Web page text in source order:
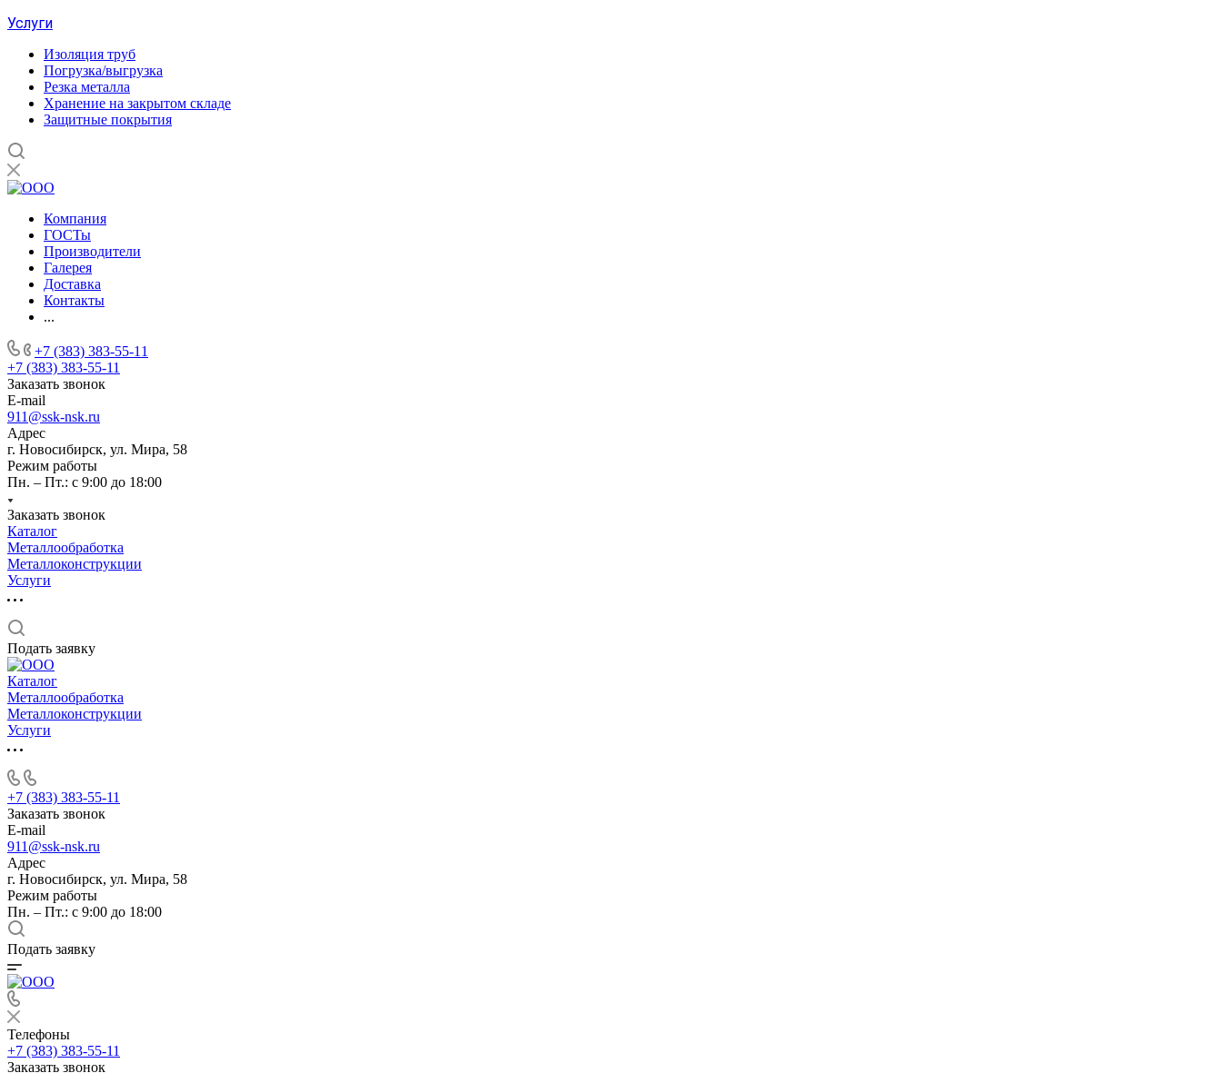
Услуги
Изоляция труб
Погрузка/выгрузка
Резка металла
Хранение на закрытом складе
Защитные покрытия
Компания
ГОСТы
Производители
Галерея
Доставка
Контакты
...
+7 (383) 383-55-11
+7 (383) 383-55-11
Заказать звонок
E-mail
911@ssk-nsk.ru
Адрес
г. Новосибирск, ул. Мира, 58
Режим работы
Пн. – Пт.: с 9:00 до 18:00
Заказать звонок
Каталог
Металлообработка
Металлоконструкции
Услуги
Подать заявку
Каталог
Металлообработка
Металлоконструкции
Услуги
+7 (383) 383-55-11
Заказать звонок
E-mail
911@ssk-nsk.ru
Адрес
г. Новосибирск, ул. Мира, 58
Режим работы
Пн. – Пт.: с 9:00 до 18:00
Подать заявку
Телефоны
+7 (383) 383-55-11
Заказать звонок